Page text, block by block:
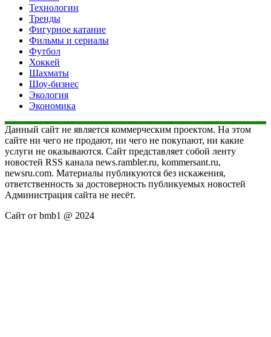
Технологии
Тренды
Фигурное катание
Фильмы и сериалы
Футбол
Хоккей
Шахматы
Шоу-бизнес
Экология
Экономика
Данный сайт не является коммерческим проектом. На этом
сайте ни чего не продают, ни чего не покупают, ни какие
услуги не оказываются. Сайт представляет собой ленту
новостей RSS канала news.rambler.ru, kommersant.ru,
newsru.com. Материалы публикуются без искажения,
ответственность за достоверность публикуемых новостей
Администрация сайта не несёт.
Сайт от bmb1 @ 2024